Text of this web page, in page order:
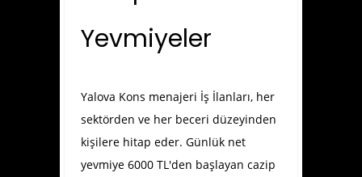
Yevmiyeler
Yalova Kons menajeri İş İlanları, her
sektörden ve her beceri düzeyinden
kişilere hitap eder. Günlük net
yevmiye 6000 TL'den başlayan cazip